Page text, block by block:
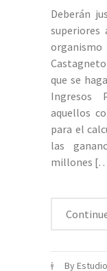
Deberán
superiores
que se
Ingresos
aquellos
para el
las
millones
By